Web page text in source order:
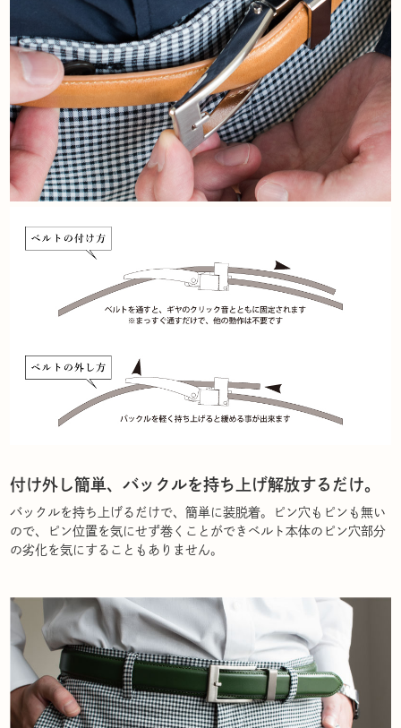
付け外し簡単、バックルを持ち上げ解放するだけ。
バックルを持ち上げるだけで、簡単に装脱着。ピン穴もピンも無い
ので、ピン位置を気にせず巻くことができベルト本体のピン穴部分
の劣化を気にすることもありません。